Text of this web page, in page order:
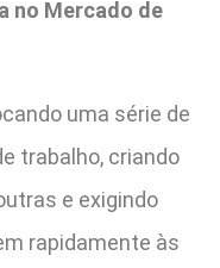
no Mercado de
uma série de
trabalho, criando
e exigindo
rapidamente às